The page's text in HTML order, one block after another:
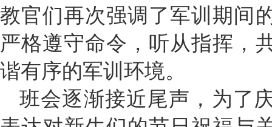
教官们再次强调了军训期间
严格遵守命令，听从指挥，
谐有序的军训环境。
班会逐渐接近尾声，为了